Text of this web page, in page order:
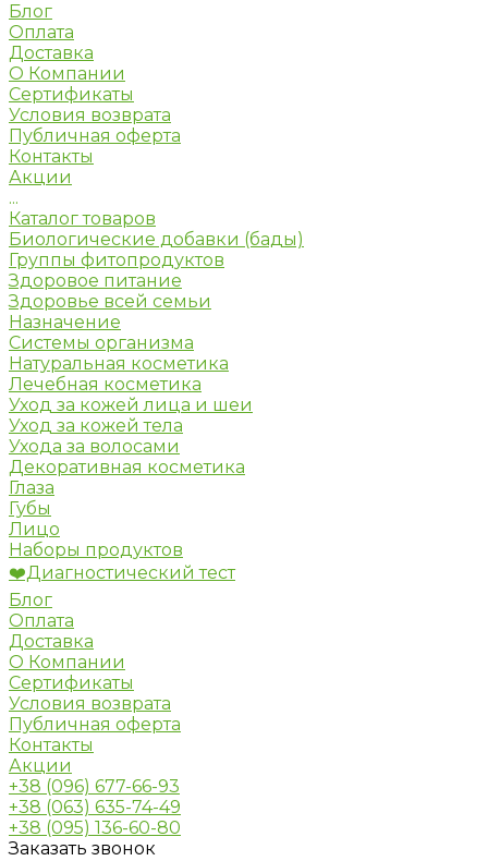
Блог
Оплата
Доставка
О Компании
Сертификаты
Условия возврата
Публичная оферта
Контакты
Акции
...
Каталог товаров
Биологические добавки (бады)
Группы фитопродуктов
Здоровое питание
Здоровье всей семьи
Назначение
Системы организма
Натуральная косметика
Лечебная косметика
Уход за кожей лица и шеи
Уход за кожей тела
Ухода за волосами
Декоративная косметика
Глаза
Губы
Лицо
Наборы продуктов
❤️Диагностический тест
Блог
Оплата
Доставка
О Компании
Сертификаты
Условия возврата
Публичная оферта
Контакты
Акции
+38 (096) 677-66-93
+38 (063) 635-74-49
+38 (095) 136-60-80
Заказать звонок